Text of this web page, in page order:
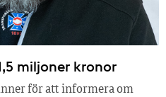
miljoner kronor
för att informera om